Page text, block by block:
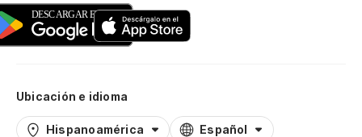
Ubicación e idioma
Hispanoamérica Español